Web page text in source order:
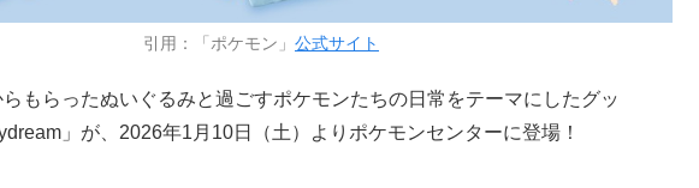
引用：「ポケモン」 公式サイト
らもらったぬいぐるみと過ごすポケモンたちの日常をテーマにしたグッ
」が、2026年1月10日（土）よりポケモンセンターに登場！